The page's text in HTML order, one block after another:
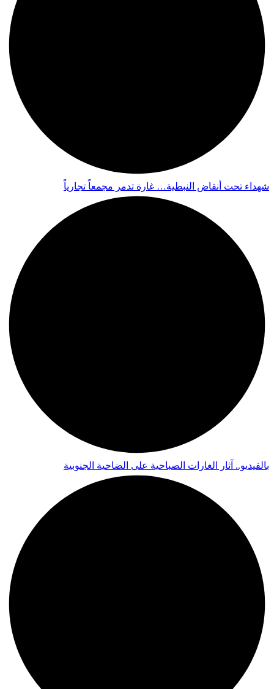
شهداء تحت أنقاض النبطية… غارة تدمر مجمعاً تجارياً
بالفيديو.. آثار الغارات الصباحية على الضاحية الجنوبية